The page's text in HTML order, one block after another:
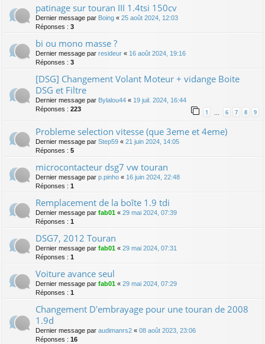
patinage sur touran III 1.4tsi 150cv
Dernier message par Boing « 25 août 2024, 12:03
Réponses : 3
bi ou mono masse ?
Dernier message par resideur « 16 août 2024, 19:16
Réponses : 3
[DSG] Changement Volant Moteur + vidange Boite
DSG et Filtre
Dernier message par Bylalou44 « 19 juil. 2024, 16:44
Réponses : 223 1 6 7 8 9
Probleme selection vitesse (que 3eme et 4eme)
Dernier message par Step59 « 21 juin 2024, 14:05
Réponses : 5
microcontacteur dsg7 vw touran
Dernier message par p.pinho « 16 juin 2024, 22:48
Réponses : 1
Remplacement de la boîte 1.9 tdi
Dernier message par fab01 « 29 mai 2024, 07:39
Réponses : 1
DSG7, 2012 Touran
Dernier message par fab01 « 29 mai 2024, 07:31
Réponses : 1
Voiture avance seul
Dernier message par fab01 « 29 mai 2024, 07:29
Réponses : 1
Changement D'embrayage pour une touran de 2008
1.9d
Dernier message par audimanrs2 « 08 août 2023, 23:06
Réponses : 16